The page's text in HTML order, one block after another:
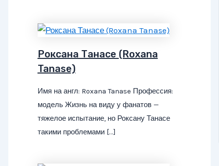
Роксана Танасе (Roxana
Tanase)
Имя на англ: Roxana Tanase Профессия:
модель Жизнь на виду у фанатов —
тяжелое испытание, но Роксану Танасе
такими проблемами […]